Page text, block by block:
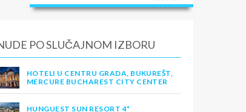
PO SLUČAJNOM IZBORU
HOTELI U CENTRU GRADA, BUKUREŠT,
MERCURE BUCHAREST CITY CENTER
HUNGUEST SUN RESORT 4*